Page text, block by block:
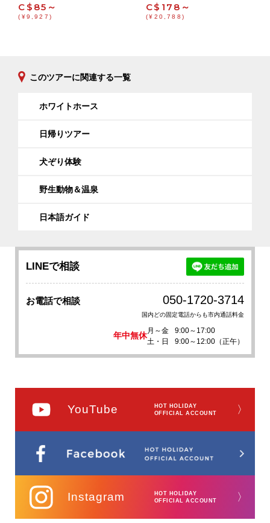
C$85～
(¥9,927)
C$178～
(¥20,788)
このツアーに関連する一覧
ホワイトホース
日帰りツアー
犬ぞり体験
野生動物＆温泉
日本語ガイド
LINEで相談
お電話で相談 050-1720-3714
国内どの固定電話からも市内通話料金
年中無休
月～金
9:00～17:00
土・日
9:00～12:00（正午）
YouTube
HOT HOLIDAY
OFFICIAL ACCOUNT
〉
Instagram
HOT HOLIDAY
OFFICIAL ACCOUNT
〉